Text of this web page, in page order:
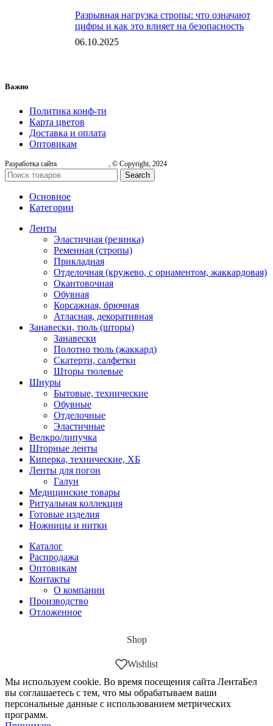
Разрывная нагрузка стропы: что означают
цифры и как это влияет на безопасность
06.10.2025
Важно
Политика конф-ти
Карта цветов
Доставка и оплата
Оптовикам
Разработка сайта , © Copyright, 2024
Search
Основное
Категории
Ленты
Эластичная (резинка)
Ременная (стропы)
Прикладная
Отделочная (кружево, с орнаментом, жаккардовая)
Окантовочная
Обувная
Корсажная, брючная
Атласная, декоративная
Занавески, тюль (шторы)
Занавески
Полотно тюль (жаккард)
Скатерти, салфетки
Шторы тюлевые
Шнуры
Бытовые, технические
Обувные
Отделочные
Эластичные
Велкро/липучка
Шторные ленты
Киперка, технические, ХБ
Ленты для погон
Галун
Медицинские товары
Ритуальная коллекция
Готовые изделия
Ножницы и нитки
Каталог
Распродажа
Оптовикам
Контакты
О компании
Производство
Отложенное
Shop
Wishlist
Мы используем cookie. Во время посещения сайта ЛентаБел
вы соглашаетесь с тем, что мы обрабатываем ваши
персональные данные с использованием метрических
программ.